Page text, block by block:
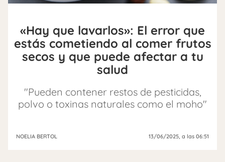
«Hay que lavarlos»: El error que
estás cometiendo al comer frutos
secos y que puede afectar a tu
salud
"Pueden contener restos de pesticidas,
polvo o toxinas naturales como el moho"
NOELIA BERTOL 13/06/2025, a las 06:51